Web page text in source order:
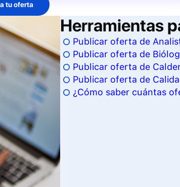
tu oferta
Herramientas
Publicar oferta de
Publicar oferta de
Publicar oferta de
Publicar oferta de
¿Cómo saber cuántas